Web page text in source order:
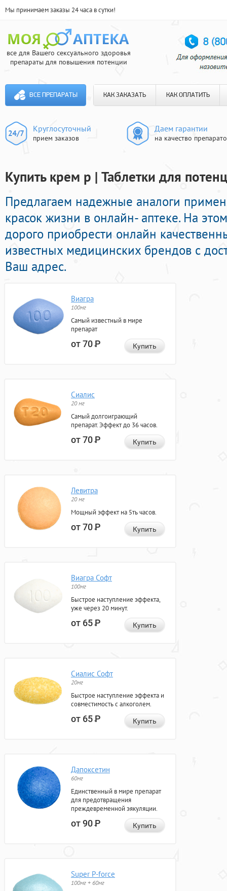
Мы принимаем заказы 24 часа в сутки!
все для Вашего сексуального здоровья
препараты для повышения потенции
ВСЕ ПРЕПАРАТЫ КАК ЗАКАЗАТЬ КАК ОПЛАТИТЬ
Круглосуточный
прием заказов
Даем гарантии
на качество
Купить крем p | Таблетки для
Предлагаем надежные аналоги
красок жизни в онлайн- аптеке. На
дорого приобрести онлайн
известных медицинских брендов с
Ваш адрес.
Виагра
100мг
Самый известный в мире
препарат
от 70Р Купить
Сиалис
20 мг
Самый долгоиграющий
препарат. Эффект до 36 часов.
от 70Р Купить
Левитра
20 мг
Мощный эффект на 5ть часов.
от 70Р Купить
Виагра Софт
100мг
Быстрое наступление эффекта,
уже через 20 минут.
от 65Р Купить
Сиалис Софт
20мг
Быстрое наступление эффекта и
совместимость с алкоголем.
от 65Р Купить
Дапоксетин
60мг
Единственный в мире препарат
для предотвращения
преждевременной эякуляции.
от 90Р Купить
Super P-force
100мг + 60мг